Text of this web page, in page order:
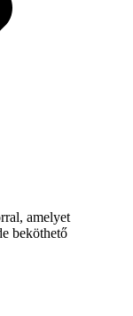
amelyet
beköthető